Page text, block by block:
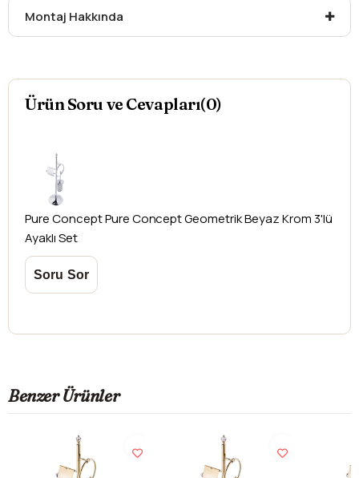
Montaj Hakkında
Ürün Soru ve Cevapları(0)
Pure ConceptPure Concept Geometrik Beyaz Krom 3'lü
Ayaklı Set
Benzer Ürünler